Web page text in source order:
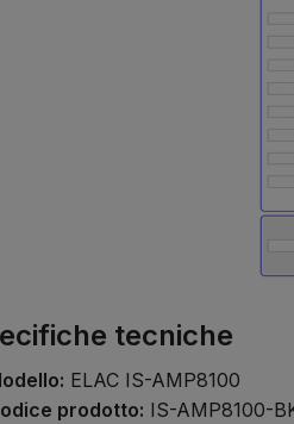
tecniche
ELAC IS-AMP8100
prodotto: IS-AMP8100-